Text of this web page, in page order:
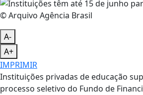
© Arquivo Agência Brasil
A-
A+
IMPRIMIR
Instituições privadas de educação
processo seletivo do Fundo de